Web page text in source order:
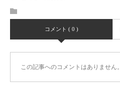
コメント ( 0 )
この記事へのコメントはありません。